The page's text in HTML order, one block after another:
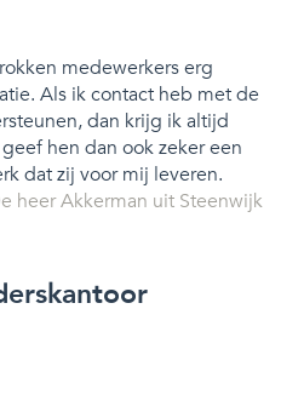
medewerkers erg
Als ik contact heb met de
dan krijg ik altijd
hen dan ook zeker een
dat zij voor mij leveren.
heer Akkerman uit Steenwijk